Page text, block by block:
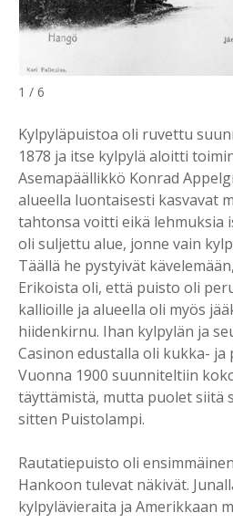
1 / 6
Kylpyläpuistoa oli ruvettu
1878 ja itse kylpylä aloitti
Asemapäällikkö Konrad
alueella luontaisesti kasvavat
tahtonsa voitti eikä lehmuksia
oli suljettu alue, jonne vain
Täällä he pystyivät
Erikoista oli, että puisto oli
kallioille ja alueella oli myös
hiidenkirnu. Ihan kylpylän ja
Casinon edustalla oli kukka- ja
Vuonna 1900 suunniteltiin
täyttämistä, mutta puolet siitä
sitten Puistolampi.
Rautatiepuisto oli
Hankoon tulevat näkivät.
kylpylävieraita ja Amerikkaan